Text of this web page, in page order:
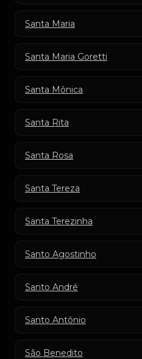
Santa Maria
Santa Maria Goretti
Santa Mônica
Santa Rita
Santa Rosa
Santa Tereza
Santa Terezinha
Santo Agostinho
Santo André
Santo Antônio
São Benedito